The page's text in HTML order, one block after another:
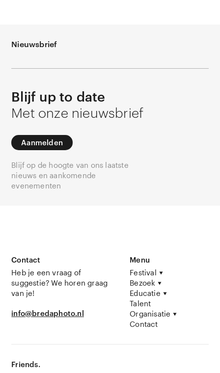
Nieuwsbrief
Blijf up to date
Met onze nieuwsbrief
Aanmelden
Blijf op de hoogte van ons laatste
nieuws en aankomende
evenementen
Contact
Heb je een vraag of
suggestie? We horen graag
van je!
info@bredaphoto.nl
Menu
Festival
Bezoek
Educatie
Talent
Organisatie
Contact
Friends.